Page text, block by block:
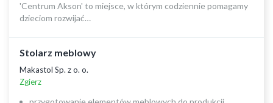
'Centrum Akson' to miejsce, w którym codziennie pomagamy
dzieciom rozwijać…
Stolarz meblowy
Makastol Sp. z o. o.
Zgierz